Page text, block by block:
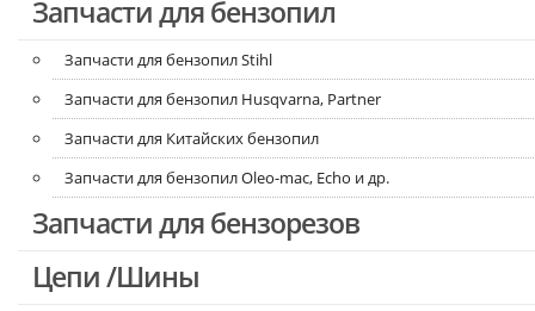
Запчасти для бензопил
Запчасти для бензопил Stihl
Запчасти для бензопил Husqvarna, Partner
Запчасти для Китайских бензопил
Запчасти для бензопил Oleo-mac, Echo и др.
Запчасти для бензорезов
Цепи /Шины